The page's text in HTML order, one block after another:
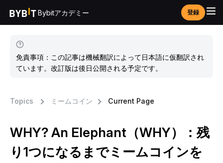
Bybitアカデミー 登録
免責事項：この記事は機械翻訳によって日本語に仮翻訳され
ています。改訂版は後日公開される予定です。
Topics ミームコイン Current Page
WHY? An Elephant（WHY）：残
り1つになるまでミームコインを